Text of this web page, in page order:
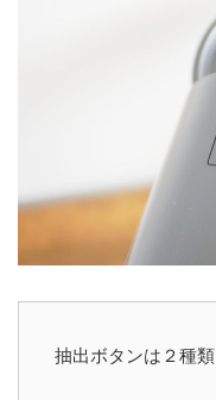
抽出ボタンは２種類